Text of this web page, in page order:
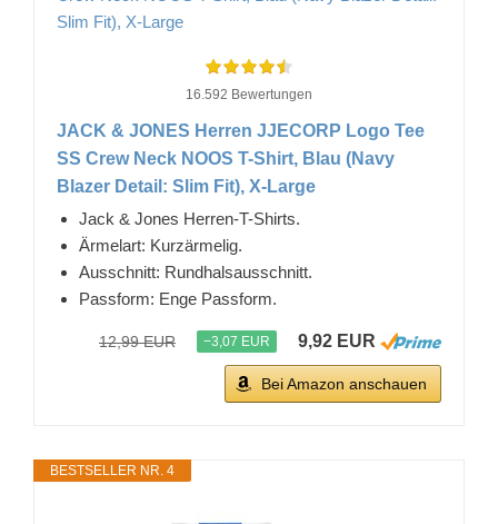
16.592 Bewertungen
JACK & JONES Herren JJECORP Logo Tee
SS Crew Neck NOOS T-Shirt, Blau (Navy
Blazer Detail: Slim Fit), X-Large
Jack & Jones Herren-T-Shirts.
Ärmelart: Kurzärmelig.
Ausschnitt: Rundhalsausschnitt.
Passform: Enge Passform.
12,99 EUR −3,07 EUR 9,92 EUR
Bei Amazon anschauen
BESTSELLER NR. 4